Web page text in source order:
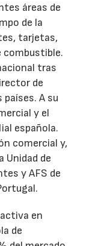
áreas de
de la
tarjetas,
combustible.
tras
de
A su
y el
española.
comercial y,
Unidad de
y AFS de
en
de